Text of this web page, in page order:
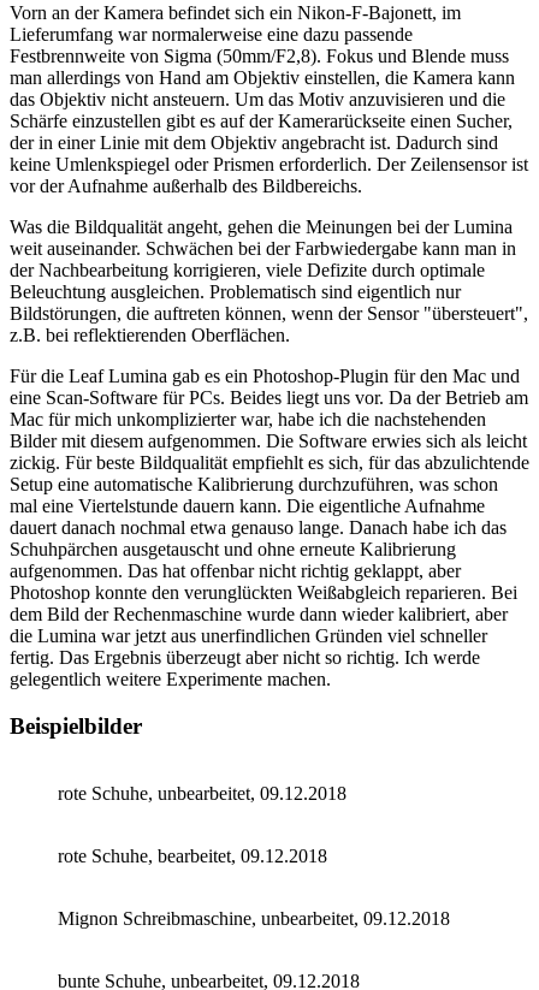
Vorn an der Kamera befindet sich ein Nikon-F-Bajonett, im
Lieferumfang war normalerweise eine dazu passende
Festbrennweite von Sigma (50mm/F2,8). Fokus und Blende muss
man allerdings von Hand am Objektiv einstellen, die Kamera kann
das Objektiv nicht ansteuern. Um das Motiv anzuvisieren und die
Schärfe einzustellen gibt es auf der Kamerarückseite einen Sucher,
der in einer Linie mit dem Objektiv angebracht ist. Dadurch sind
keine Umlenkspiegel oder Prismen erforderlich. Der Zeilensensor ist
vor der Aufnahme außerhalb des Bildbereichs.
Was die Bildqualität angeht, gehen die Meinungen bei der Lumina
weit auseinander. Schwächen bei der Farbwiedergabe kann man in
der Nachbearbeitung korrigieren, viele Defizite durch optimale
Beleuchtung ausgleichen. Problematisch sind eigentlich nur
Bildstörungen, die auftreten können, wenn der Sensor "übersteuert",
z.B. bei reflektierenden Oberflächen.
Für die Leaf Lumina gab es ein Photoshop-Plugin für den Mac und
eine Scan-Software für PCs. Beides liegt uns vor. Da der Betrieb am
Mac für mich unkomplizierter war, habe ich die nachstehenden
Bilder mit diesem aufgenommen. Die Software erwies sich als leicht
zickig. Für beste Bildqualität empfiehlt es sich, für das abzulichtende
Setup eine automatische Kalibrierung durchzuführen, was schon
mal eine Viertelstunde dauern kann. Die eigentliche Aufnahme
dauert danach nochmal etwa genauso lange. Danach habe ich das
Schuhpärchen ausgetauscht und ohne erneute Kalibrierung
aufgenommen. Das hat offenbar nicht richtig geklappt, aber
Photoshop konnte den verunglückten Weißabgleich reparieren. Bei
dem Bild der Rechenmaschine wurde dann wieder kalibriert, aber
die Lumina war jetzt aus unerfindlichen Gründen viel schneller
fertig. Das Ergebnis überzeugt aber nicht so richtig. Ich werde
gelegentlich weitere Experimente machen.
Beispielbilder
rote Schuhe, unbearbeitet, 09.12.2018
rote Schuhe, bearbeitet, 09.12.2018
Mignon Schreibmaschine, unbearbeitet, 09.12.2018
bunte Schuhe, unbearbeitet, 09.12.2018